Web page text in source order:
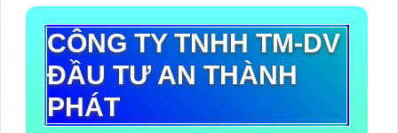
CÔNG TY TNHH TM-DV
ĐẦU TƯ AN THÀNH
PHÁT